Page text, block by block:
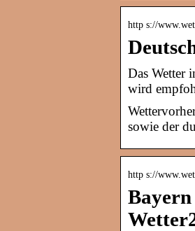
http s://
Das Wetter
wird
sowie der
http s://
Bayern